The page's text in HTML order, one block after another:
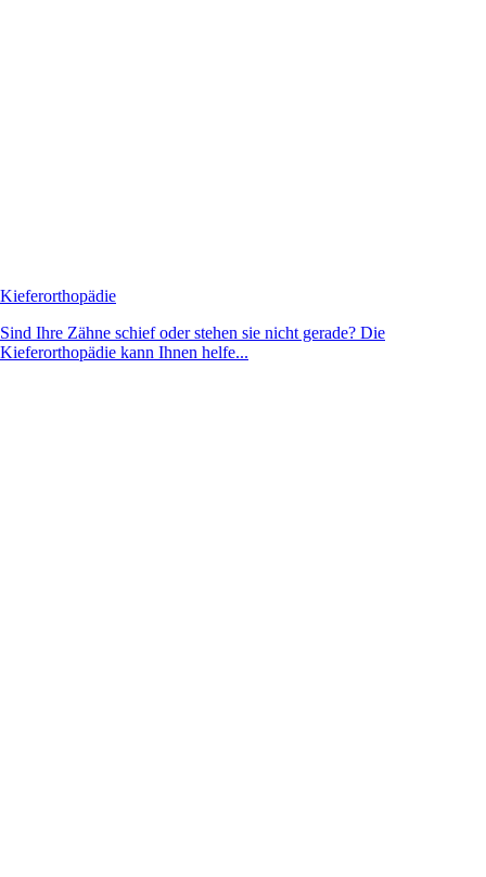
Kieferorthopädie
Sind Ihre Zähne schief oder stehen sie nicht gerade? Die
Kieferorthopädie kann Ihnen helfe...